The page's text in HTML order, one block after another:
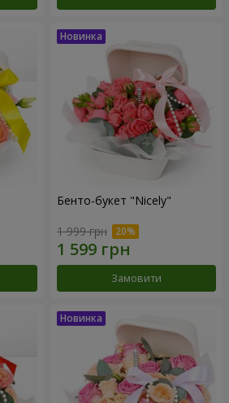
Бенто-букет "Nicely"
1 999 грн
Замовити